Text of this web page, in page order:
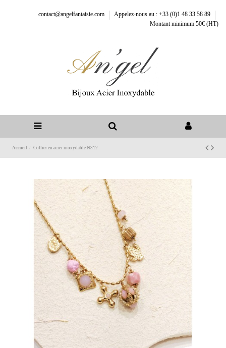
contact@angelfantaisie.com
Appelez-nous au : +33 (0)1 48 33 58 89
Montant minimum 50€ (HT)
Accueil Collier en acier inoxydable N312